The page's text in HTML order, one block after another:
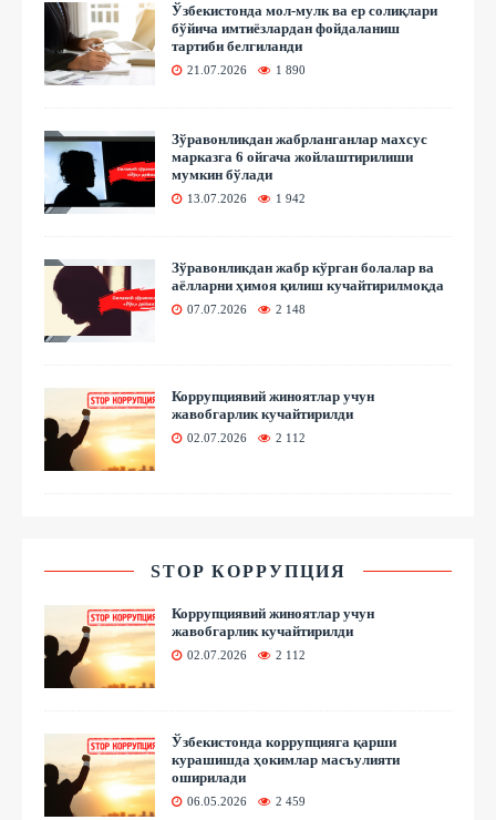
Ўзбекистонда мол-мулк ва ер солиқлари
бўйича имтиёзлардан фойдаланиш
тартиби белгиланди
21.07.2026 1 890
Зўравонликдан жабрланганлар махсус
марказга 6 ойгача жойлаштирилиши
мумкин бўлади
13.07.2026 1 942
Зўравонликдан жабр кўрган болалар ва
аёлларни ҳимоя қилиш кучайтирилмоқда
07.07.2026 2 148
Коррупциявий жиноятлар учун
жавобгарлик кучайтирилди
02.07.2026 2 112
STOP КОРРУПЦИЯ
Коррупциявий жиноятлар учун
жавобгарлик кучайтирилди
02.07.2026 2 112
Ўзбекистонда коррупцияга қарши
курашишда ҳокимлар масъулияти
оширилади
06.05.2026 2 459